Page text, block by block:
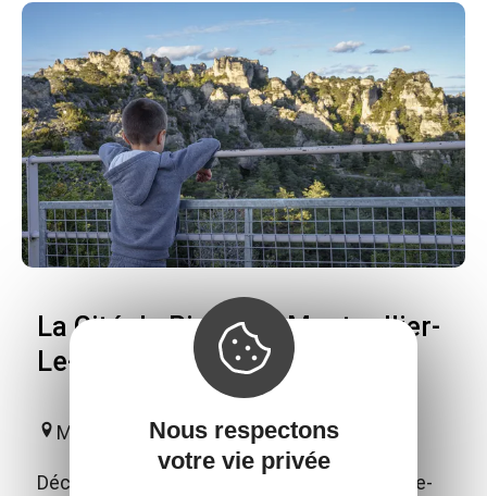
La Cité de Pierres à Montpellier-
Le-Vieux
Millau
Découvrez La Cité de Pierres à Montpellier-le-
Nous respectons
votre vie privée